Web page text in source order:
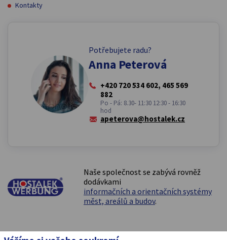
Kontakty
Potřebujete radu?
Anna Peterová
+420 720 534 602, 465 569
882
Po - Pá: 8.30- 11:30 12:30 - 16:30
hod
apeterova@hostalek.cz
Naše společnost se zabývá rovněž
dodávkami
informačních a orientačních systémy
měst, areálů a budov.